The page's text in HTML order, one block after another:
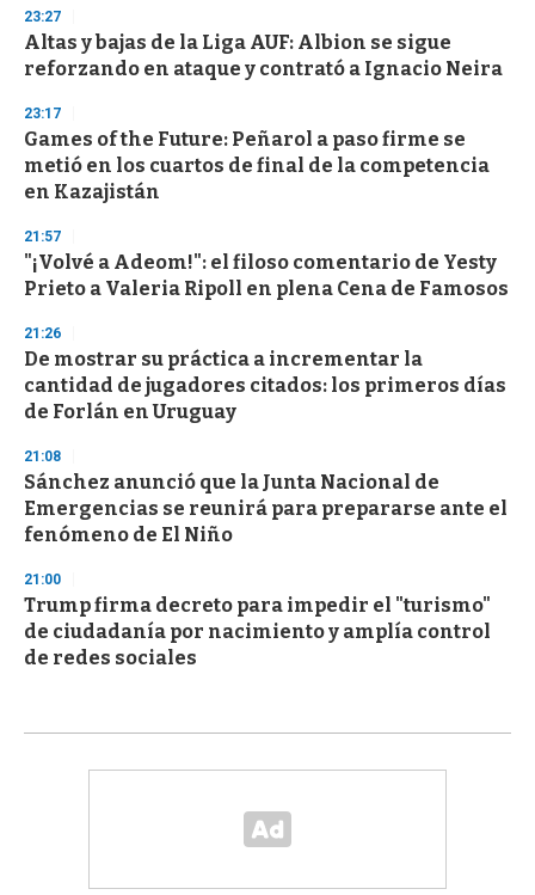
d
s
23:27
Altas y bajas de la Liga AUF: Albion se sigue
reforzando en ataque y contrató a Ignacio Neira
23:17
Games of the Future: Peñarol a paso firme se
metió en los cuartos de final de la competencia
en Kazajistán
21:57
"¡Volvé a Adeom!": el filoso comentario de Yesty
Prieto a Valeria Ripoll en plena Cena de Famosos
21:26
De mostrar su práctica a incrementar la
cantidad de jugadores citados: los primeros días
de Forlán en Uruguay
21:08
Sánchez anunció que la Junta Nacional de
Emergencias se reunirá para prepararse ante el
fenómeno de El Niño
21:00
Trump firma decreto para impedir el "turismo"
de ciudadanía por nacimiento y amplía control
de redes sociales